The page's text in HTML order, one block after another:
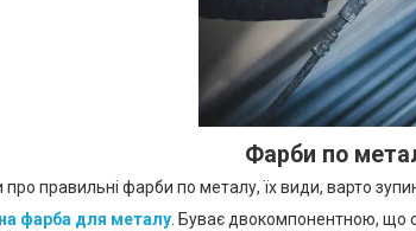
Фарби по
правильні фарби по металу, їх види, варто
фарба для металу . Буває двокомпонентною, що